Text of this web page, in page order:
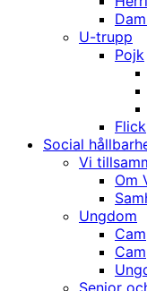
U-trupp
Pojk
Flick
Social
Vi
Om
Ungdom